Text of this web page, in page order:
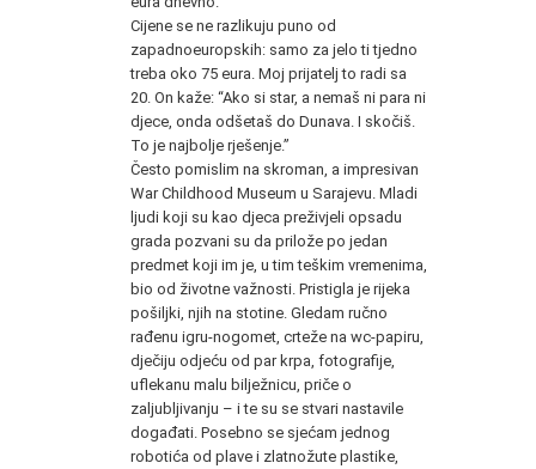
Cijene se ne razlikuju puno od
zapadnoeuropskih: samo za jelo ti tjedno
treba oko 75 eura. Moj prijatelj to radi sa
20. On kaže: “Ako si star, a nemaš ni para ni
djece, onda odšetaš do Dunava. I skočiš.
To je najbolje rješenje.”
Često pomislim na skroman, a impresivan
War Childhood Museum u Sarajevu. Mladi
ljudi koji su kao djeca preživjeli opsadu
grada pozvani su da prilože po jedan
predmet koji im je, u tim teškim vremenima,
bio od životne važnosti. Pristigla je rijeka
pošiljki, njih na stotine. Gledam ručno
rađenu igru-nogomet, crteže na wc-papiru,
dječiju odjeću od par krpa, fotografije,
uflekanu malu bilježnicu, priče o
zaljubljivanju – i te su se stvari nastavile
događati. Posebno se sjećam jednog
robotića od plave i zlatnožute plastike,